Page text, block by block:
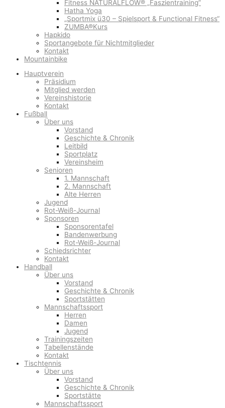
Fitness NATURALFLOW® „Faszientraining”
Hatha Yoga
„Sportmix ü30 – Spielsport & Functional Fitness“
ZUMBA®Kurs
Hapkido
Sportangebote für Nichtmitglieder
Kontakt
Mountainbike
Hauptverein
Präsidium
Mitglied werden
Vereinshistorie
Kontakt
Fußball
Über uns
Vorstand
Geschichte & Chronik
Leitbild
Sportplatz
Vereinsheim
Senioren
1. Mannschaft
2. Mannschaft
Alte Herren
Jugend
Rot-Weiß-Journal
Sponsoren
Sponsorentafel
Bandenwerbung
Rot-Weiß-Journal
Schiedsrichter
Kontakt
Handball
Über uns
Vorstand
Geschichte & Chronik
Sportstätten
Mannschaftssport
Herren
Damen
Jugend
Trainingszeiten
Tabellenstände
Kontakt
Tischtennis
Über uns
Vorstand
Geschichte & Chronik
Sportstätte
Mannschaftssport